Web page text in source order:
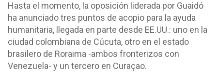
Hasta el momento, la oposición liderada por Guaidó
ha anunciado tres puntos de acopio para la ayuda
humanitaria, llegada en parte desde EE.UU.: uno en la
ciudad colombiana de Cúcuta, otro en el estado
brasilero de Roraima -ambos fronterizos con
Venezuela- y un tercero en Curaçao.